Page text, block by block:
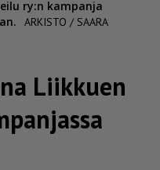
ry:n kampanja
ARKISTO / SAARA
Liikkuen